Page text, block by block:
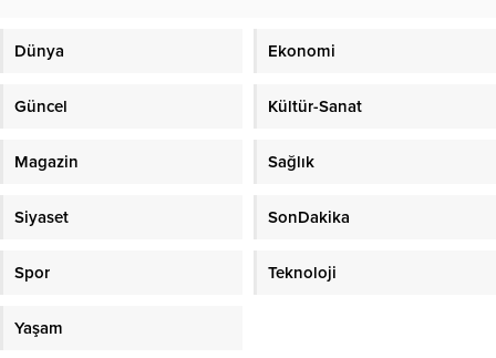
Dünya Ekonomi
Güncel Kültür-Sanat
Magazin Sağlık
Siyaset SonDakika
Spor Teknoloji
Yaşam